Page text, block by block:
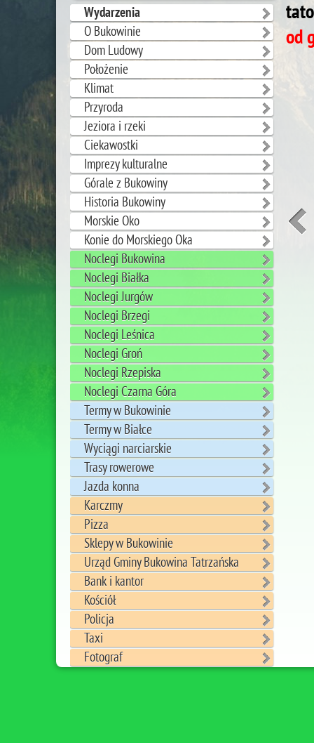
Wydarzenia
O Bukowinie
Dom Ludowy
Położenie
Klimat
Przyroda
Jeziora i rzeki
Ciekawostki
Imprezy kulturalne
Górale z Bukowiny
Historia Bukowiny
Morskie Oko
Konie do Morskiego Oka
Noclegi Bukowina
Noclegi Białka
Noclegi Jurgów
Noclegi Brzegi
Noclegi Leśnica
Noclegi Groń
Noclegi Rzepiska
Noclegi Czarna Góra
Termy w Bukowinie
Termy w Białce
Wyciągi narciarskie
Trasy rowerowe
Jazda konna
Karczmy
Pizza
Sklepy w Bukowinie
Urząd Gminy Bukowina Tatrzańska
Bank i kantor
Kościół
Policja
Taxi
Fotograf
od